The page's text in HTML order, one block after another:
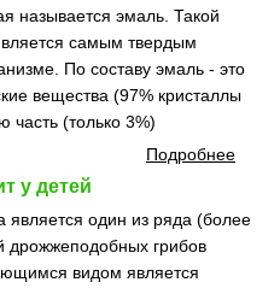
называется эмаль. Такой
самым твердым
По составу эмаль - это
вещества (97% кристаллы
часть (только 3%)
Подробнее
у детей
является один из ряда (более
дрожжеподобных грибов
видом является